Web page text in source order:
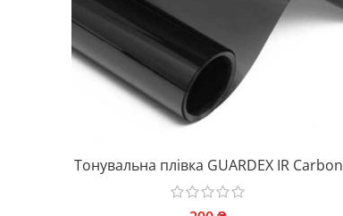
Тонувальна плівка GUARDEX IR Carbon